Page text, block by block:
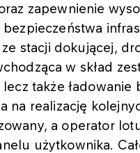
zapewnienie
bezpieczeństwa
ze stacji dokującej,
w skład
także
na realizację
a operator
użytkownika.